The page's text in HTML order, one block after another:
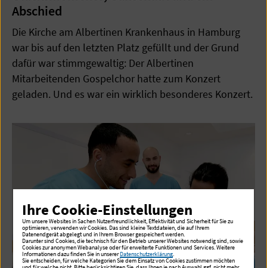
Abschied
Die Kirche am Albertinen Krankenhaus in Hamburg
war bis auf den letzten Platz gefüllt und der Grund
dafür war stimmgewaltig: Der Albertinen
Mitarbeitenden Gospelchor hatte zum Konzert
geladen. Und es war ein wirklich besonderes Konzert.
Ihre Cookie-Einstellungen
Um unsere Websites in Sachen Nutzerfreundlichkeit, Effektivität und Sicherheit für Sie zu
optimieren, verwenden wir Cookies. Das sind kleine Textdateien, die auf Ihrem
Datenendgerät abgelegt und in Ihrem Browser gespeichert werden.
Darunter sind Cookies, die technisch für den Betrieb unserer Websites notwendig sind, sowie
Cookies zur anonymen Webanalyse oder für erweiterte Funktionen und Services. Weitere
Informationen dazu finden Sie in unsererDatenschutzerklärung.
Sie entscheiden, für welche Kategorien Sie dem Einsatz von Cookies zustimmen möchten